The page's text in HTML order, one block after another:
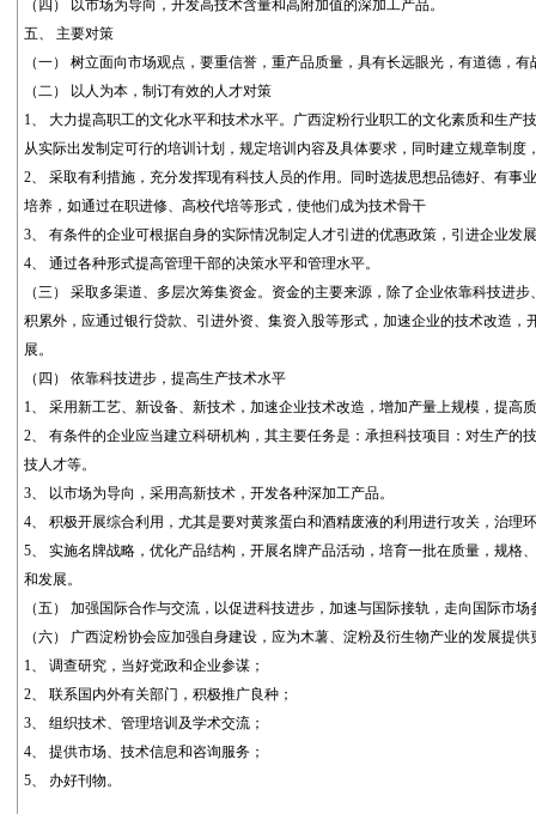
（四） 以市场为导向，开发高技术含量和高附加值的深加工产品。
五、 主要对策
（一） 树立面向市场观点，要重信誉，重产品质量，具有长远眼光，有道德，
（二） 以人为本，制订有效的人才对策
1、 大力提高职工的文化水平和技术水平。广西淀粉行业职工的文化素质和生产
从实际出发制定可行的培训计划，规定培训内容及具体要求，同时建立规章制
2、 采取有利措施，充分发挥现有科技人员的作用。同时选拔思想品德好、有事
培养，如通过在职进修、高校代培等形式，使他们成为技术骨干
3、 有条件的企业可根据自身的实际情况制定人才引进的优惠政策，引进企业发
4、 通过各种形式提高管理干部的决策水平和管理水平。
（三） 采取多渠道、多层次筹集资金。资金的主要来源，除了企业依靠科技进
积累外，应通过银行贷款、引进外资、集资入股等形式，加速企业的技术改造，
展。
（四） 依靠科技进步，提高生产技术水平
1、 采用新工艺、新设备、新技术，加速企业技术改造，增加产量上规模，提高
2、 有条件的企业应当建立科研机构，其主要任务是：承担科技项目：对生产的
技人才等。
3、 以市场为导向，采用高新技术，开发各种深加工产品。
4、 积极开展综合利用，尤其是要对黄浆蛋白和酒精废液的利用进行攻关，治理
5、 实施名牌战略，优化产品结构，开展名牌产品活动，培育一批在质量，规格
和发展。
（五） 加强国际合作与交流，以促进科技进步，加速与国际接轨，走向国际市场
（六） 广西淀粉协会应加强自身建设，应为木薯、淀粉及衍生物产业的发展提
1、 调查研究，当好党政和企业参谋；
2、 联系国内外有关部门，积极推广良种；
3、 组织技术、管理培训及学术交流；
4、 提供市场、技术信息和咨询服务；
5、 办好刊物。